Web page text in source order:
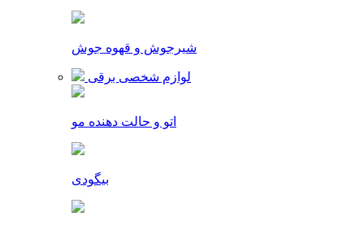
شیرجوش و قهوه جوش
لوازم شخصی برقی
اتو و حالت دهنده مو
بیگودی